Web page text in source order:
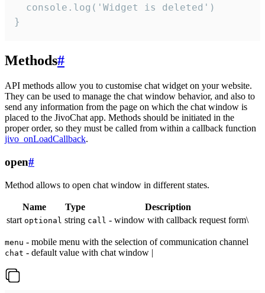
  console.log('Widget is deleted')
}
Methods#
API methods allow you to customise chat widget on your website.
They can be used to manage the chat window behavior, and also to
send any information from the page on which the chat window is
placed to the JivoChat app. Methods should be initiated in the
proper order, so they must be called from within a callback function
jivo_onLoadCallback.
open#
Method allows to open chat window in different states.
Name Type
Description
start optional string call - window with callback request form\
menu - mobile menu with the selection of communication channel
chat - default value with chat window |